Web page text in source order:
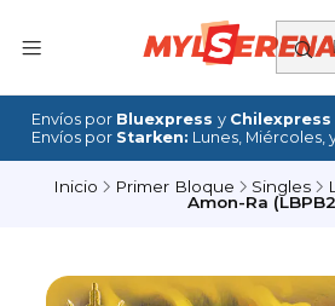
Envíos por Bluexpress y Chilexpress
Envíos por Starken: Lunes, Miércoles,
Inicio Primer Bloque Singles
Amon-Ra